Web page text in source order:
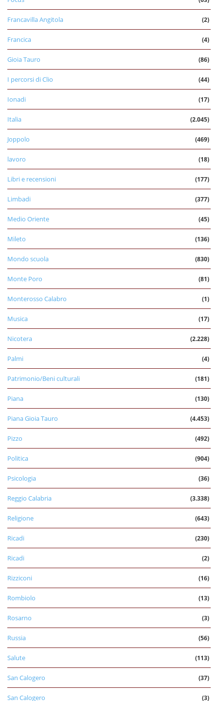
Francavilla Angitola (2)
Francica (4)
Gioia Tauro (86)
I percorsi di Clio (44)
Ionadi (17)
Italia (2.045)
Joppolo (469)
lavoro (18)
Libri e recensioni (177)
Limbadi (377)
Medio Oriente (45)
Mileto (136)
Mondo scuola (830)
Monte Poro (81)
Monterosso Calabro (1)
Musica (17)
Nicotera (2.228)
Palmi (4)
Patrimonio/Beni culturali (181)
Piana (130)
Piana Gioia Tauro (4.453)
Pizzo (492)
Politica (904)
Psicologia (36)
Reggio Calabria (3.338)
Religione (643)
Ricadi (230)
Ricadi (2)
Rizziconi (16)
Rombiolo (13)
Rosarno (3)
Russia (56)
Salute (113)
San Calogero (37)
San Calogero (3)